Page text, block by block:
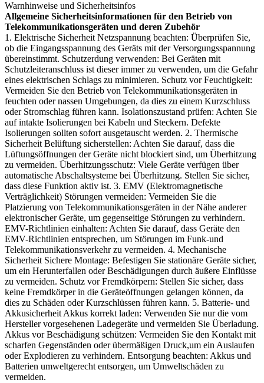
Warnhinweise und Sicherheitsinfos
Allgemeine Sicherheitsinformationen für den Betrieb von
Telekommunikationsgeräten und deren Zubehör
1. Elektrische Sicherheit Netzspannung beachten: Überprüfen Sie,
ob die Eingangsspannung des Geräts mit der Versorgungsspannung
übereinstimmt. Schutzerdung verwenden: Bei Geräten mit
Schutzleiteranschluss ist dieser immer zu verwenden, um die Gefahr
eines elektrischen Schlags zu minimieren. Schutz vor Feuchtigkeit:
Vermeiden Sie den Betrieb von Telekommunikationsgeräten in
feuchten oder nassen Umgebungen, da dies zu einem Kurzschluss
oder Stromschlag führen kann. Isolationszustand prüfen: Achten Sie
auf intakte Isolierungen bei Kabeln und Steckern. Defekte
Isolierungen sollten sofort ausgetauscht werden. 2. Thermische
Sicherheit Belüftung sicherstellen: Achten Sie darauf, dass die
Lüftungsöffnungen der Geräte nicht blockiert sind, um Überhitzung
zu vermeiden. Überhitzungsschutz: Viele Geräte verfügen über
automatische Abschaltsysteme bei Überhitzung. Stellen Sie sicher,
dass diese Funktion aktiv ist. 3. EMV (Elektromagnetische
Verträglichkeit) Störungen vermeiden: Vermeiden Sie die
Platzierung von Telekommunikationsgeräten in der Nähe anderer
elektronischer Geräte, um gegenseitige Störungen zu verhindern.
EMV-Richtlinien einhalten: Achten Sie darauf, dass Geräte den
EMV-Richtlinien entsprechen, um Störungen im Funk-und
Telekommunikationsverkehr zu vermeiden. 4. Mechanische
Sicherheit Sichere Montage: Befestigen Sie stationäre Geräte sicher,
um ein Herunterfallen oder Beschädigungen durch äußere Einflüsse
zu vermeiden. Schutz vor Fremdkörpern: Stellen Sie sicher, dass
keine Fremdkörper in die Geräteöffnungen gelangen können, da
dies zu Schäden oder Kurzschlüssen führen kann. 5. Batterie- und
Akkusicherheit Akkus korrekt laden: Verwenden Sie nur die vom
Hersteller vorgesehenen Ladegeräte und vermeiden Sie Überladung.
Akkus vor Beschädigung schützen: Vermeiden Sie den Kontakt mit
scharfen Gegenständen oder übermäßigen Druck,um ein Auslaufen
oder Explodieren zu verhindern. Entsorgung beachten: Akkus und
Batterien umweltgerecht entsorgen, um Umweltschäden zu
vermeiden.